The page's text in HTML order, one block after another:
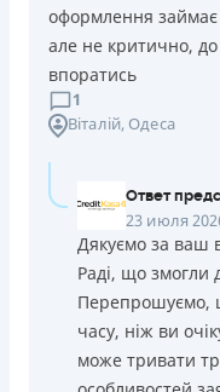
оформлення
але не критично,
впоратись
1
Віталій, Одеса
Ответ
23 июля
Дякуємо за ваш
Раді, що змогли
Перепрошуємо,
часу, ніж ви
може тривати